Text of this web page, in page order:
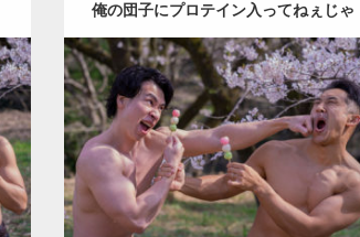
俺の団子にプロテイン入ってねぇじゃ
ねーか！！
Update:2021.07.7
Category:桜とマッチョ kaichan
SOSUKE 外資系筋肉 肩 殴られマッチ
ョ
ダウンロード